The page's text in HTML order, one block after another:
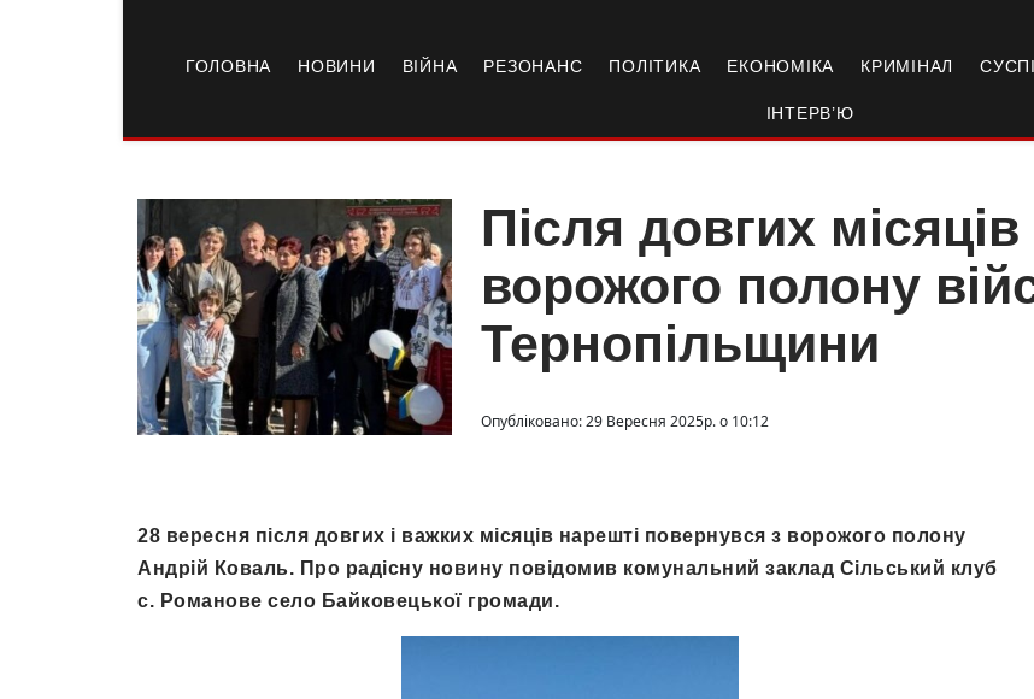
ГОЛОВНА НОВИНИ ВІЙНА РЕЗОНАНС ПОЛІТИКА ЕКОНОМІКА КРИМІНАЛ
ІНТЕРВ’Ю
Після довгих
ворожого полону
Тернопільщини
Опубліковано: 29 Вересня 2025р. о 10:12
28 вересня після довгих і важких місяців нарешті повернувся з ворожого полону
Андрій Коваль. Про радісну новину повідомив комунальний заклад Сільський клуб
с. Романове село Байковецької громади.